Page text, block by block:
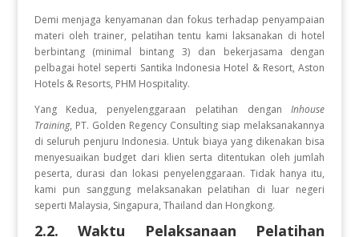
Demi menjaga kenyamanan dan fokus terhadap penyampaian
materi oleh trainer, pelatihan tentu kami laksanakan di hotel
berbintang (minimal bintang 3) dan bekerjasama dengan
pelbagai hotel seperti Santika Indonesia Hotel & Resort, Aston
Hotels & Resorts, PHM Hospitality.
Yang Kedua, penyelenggaraan pelatihan denganInhouse
Training, PT. Golden Regency Consulting siap melaksanakannya
di seluruh penjuru Indonesia. Untuk biaya yang dikenakan bisa
menyesuaikan budget dari klien serta ditentukan oleh jumlah
peserta, durasi dan lokasi penyelenggaraan. Tidak hanya itu,
kami pun sanggung melaksanakan pelatihan di luar negeri
seperti Malaysia, Singapura, Thailand dan Hongkong.
2.2. Waktu Pelaksanaan Pelatihan